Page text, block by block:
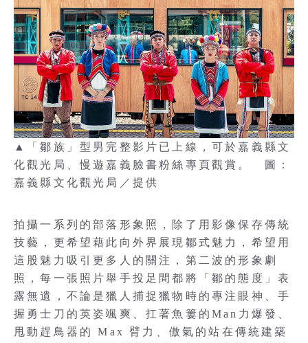
▲「鄒族」型男完整影片已上線，可於嘉義縣文
化觀光局、慢遊嘉義臉書粉絲專頁觀賞。 圖：
嘉義縣文化觀光局／提供
拍攝一系列的部落形象照，除了用影像保存傳統
技藝，更希望藉此向外界展現鄒式魅力，希望用
這股魅力吸引更多人的關注，第二波的形象劇
照，每一張照片舉手投足間都將「鄒的態度」表
露無遺，不論是獵人捕捉獵物時的專注眼神、手
握勇士刀的英姿颯爽、扛著魚簍的Man力爆發、
甩動趕鳥器的 Max 臂力、傲氣的站在傳統建築